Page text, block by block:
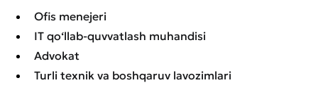
Ofis menejeri
IT qo‘llab-quvvatlash muhandisi
Advokat
Turli texnik va boshqaruv lavozimlari